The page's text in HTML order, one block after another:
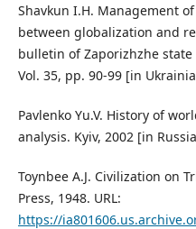
Shavkun I.H. Management
between globalization and
bulletin of Zaporizhzhe
Vol. 35, pp. 90-99 [in
Pavlenko Yu.V. History of
analysis. Kyiv, 2002 [in
Toynbee A.J. Civilization on
Press, 1948. URL:
https://